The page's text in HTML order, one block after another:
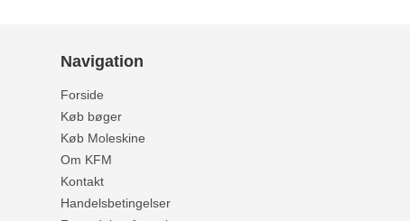
Navigation
Forside
Køb bøger
Køb Moleskine
Om KFM
Kontakt
Handelsbetingelser